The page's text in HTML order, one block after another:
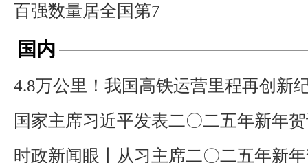
百强数量居全国第7
国内
4.8万公里！我国高铁运营里程再创新
国家主席习近平发表二〇二五年新年
时政新闻眼丨从习主席二〇二五年新